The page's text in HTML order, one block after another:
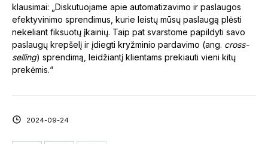
klausimai: „Diskutuojame apie automatizavimo ir paslaugos
efektyvinimo sprendimus, kurie leistų mūsų paslaugą plėsti
nekeliant fiksuotų įkainių. Taip pat svarstome papildyti savo
paslaugų krepšelį ir įdiegti kryžminio pardavimo (ang. cross-
selling) sprendimą, leidžiantį klientams prekiauti vieni kitų
prekėmis.“
2024-09-24